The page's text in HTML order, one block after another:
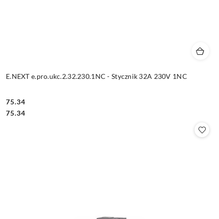
E.NEXT e.pro.ukc.2.32.230.1NC - Stycznik 32A 230V 1NC
Cena:
75.34
Cena:
75.34